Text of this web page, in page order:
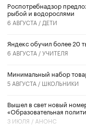
Роспотребнадзор
рыбой и водорослями
6 АВГУСТА / ДЕТИ
​Яндекс обучил более 20
6 АВГУСТА /УЧИТЕЛЯ
Минимальный набор
5 АВГУСТА / ШКОЛЬНИКИ
Вышел в свет новый
«Образовательная
3 ИЮЛЯ / АНОНС